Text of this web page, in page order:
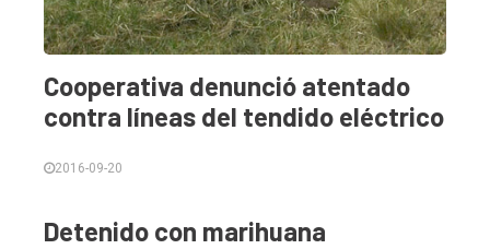
Cooperativa denunció atentado
contra líneas del tendido eléctrico
2016-09-20
Detenido con marihuana